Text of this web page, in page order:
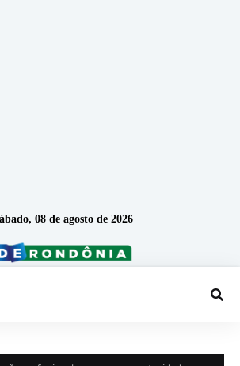
08 de agosto de 2026